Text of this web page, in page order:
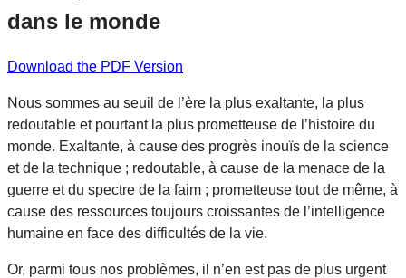
dans le monde
Download the PDF Version
Nous sommes au seuil de l’ère la plus exaltante, la plus
redoutable et pourtant la plus prometteuse de l’histoire du
monde. Exaltante, à cause des progrès inouïs de la science
et de la technique ; redoutable, à cause de la menace de la
guerre et du spectre de la faim ; prometteuse tout de même, à
cause des ressources toujours croissantes de l’intelligence
humaine en face des difficultés de la vie.
Or, parmi tous nos problèmes, il n’en est pas de plus urgent